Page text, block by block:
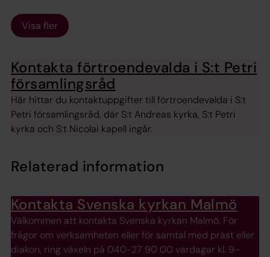
Visa fler
Kontakta förtroendevalda i S:t Petri
församlingsråd
Här hittar du kontaktuppgifter till förtroendevalda i S:t
Petri församlingsråd, där S:t Andreas kyrka, S:t Petri
kyrka och S:t Nicolai kapell ingår.
Relaterad information
Kontakta Svenska kyrkan Malmö
Välkommen att kontakta Svenska kyrkan Malmö. För
frågor om verksamheten eller för samtal med präst eller
diakon, ring växeln på 040-27 90 00 vardagar kl. 9–